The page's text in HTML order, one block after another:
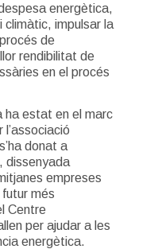
energètica,
climàtic, impulsar la
de
rendibilitat de
en el procés
ha estat en el marc
l’associació
donat a
dissenyada
empreses
més
Centre
per ajudar a les
energètica.